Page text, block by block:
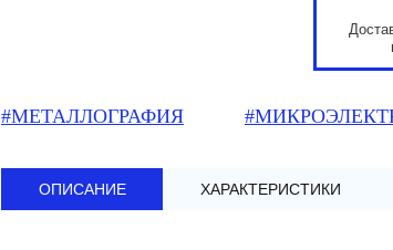
#МЕТАЛЛОГРАФИЯ
ОПИСАНИЕ ХАРАКТЕРИСТИКИ